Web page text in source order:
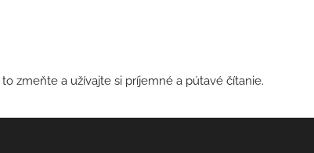
zmeňte a užívajte si príjemné a pútavé čítanie.